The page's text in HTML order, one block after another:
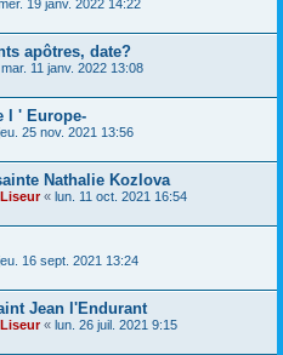
19 janv. 2022 14:22
apôtres, date?
mar. 11 janv. 2022 13:08
l ' Europe-
25 nov. 2021 13:56
Nathalie Kozlova
« lun. 11 oct. 2021 16:54
16 sept. 2021 13:24
Jean l'Endurant
« lun. 26 juil. 2021 9:15